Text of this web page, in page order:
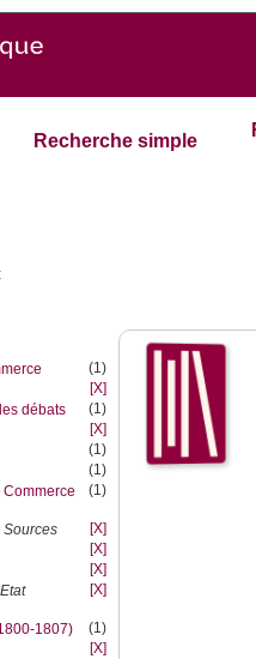
Recherche simple
(1)
[X]
débats
(1)
[X]
(1)
(1)
Commerce
(1)
Sources
[X]
[X]
[X]
[X]
1807)
(1)
[X]